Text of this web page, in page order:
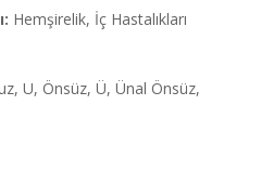
Hemşirelik, İç Hastalıkları
U, Önsüz, Ü, Ünal Önsüz,